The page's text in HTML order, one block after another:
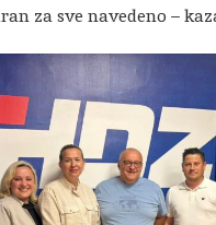
za sve navedeno –